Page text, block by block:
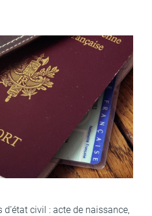
Décès
Signaler un problème sur
l'espace public
d’état civil : acte de nais­­sance,